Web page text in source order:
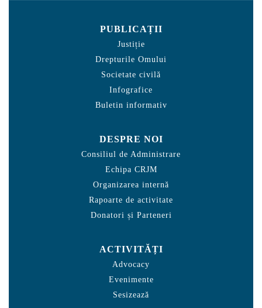
PUBLICAȚII
Justiție
Drepturile Omului
Societate civilă
Infografice
Buletin informativ
DESPRE NOI
Consiliul de Administrare
Echipa CRJM
Organizarea internă
Rapoarte de activitate
Donatori și Parteneri
ACTIVITĂȚI
Advocacy
Evenimente
Sesizează